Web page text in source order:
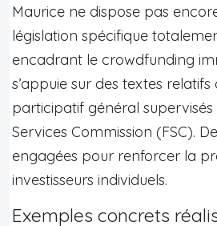
Maurice ne dispose pas
législation spécifique
encadrant le crowdfunding
s’appuie sur des textes
participatif général
Services Commission (FSC).
engagées pour renforcer la
investisseurs individuels.
Exemples concrets